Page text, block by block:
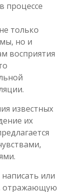
процессе
только
но и
восприятия
известных
их
или
отражающую